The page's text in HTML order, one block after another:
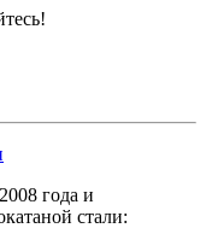
года и
стали: